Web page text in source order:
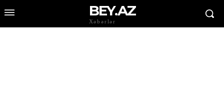
BEY.AZ
Xəbərlər